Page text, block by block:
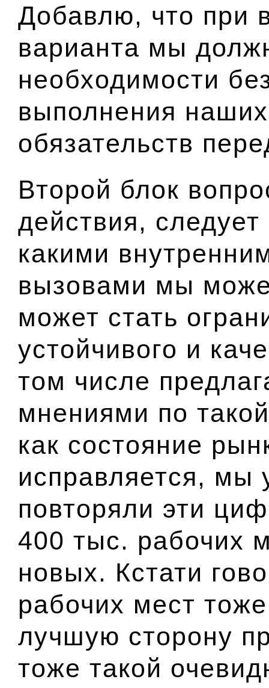
Добавлю, что при
варианта мы
необходимости
выполнения
обязательств
Второй блок
действия,
какими
вызовами мы
может стать
устойчивого и
том числе
мнениями по
как состояние
исправляется, мы
повторяли эти
400 тыс. рабочих
новых. Кстати
рабочих мест
лучшую сторону
тоже такой